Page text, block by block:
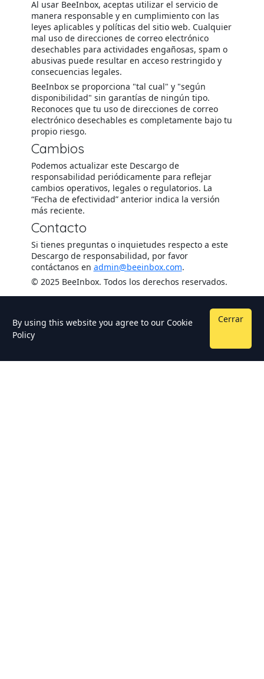
Al usar BeeInbox, aceptas utilizar el servicio de
manera responsable y en cumplimiento con las
leyes aplicables y políticas del sitio web. Cualquier
mal uso de direcciones de correo electrónico
desechables para actividades engañosas, spam o
abusivas puede resultar en acceso restringido y
consecuencias legales.
BeeInbox se proporciona "tal cual" y "según
disponibilidad" sin garantías de ningún tipo.
Reconoces que tu uso de direcciones de correo
electrónico desechables es completamente bajo tu
propio riesgo.
Cambios
Podemos actualizar este Descargo de
responsabilidad periódicamente para reflejar
cambios operativos, legales o regulatorios. La
“Fecha de efectividad” anterior indica la versión
más reciente.
Contacto
Si tienes preguntas o inquietudes respecto a este
Descargo de responsabilidad, por favor
contáctanos en admin@beeinbox.com.
© 2025 BeeInbox. Todos los derechos reservados.
By using this website you agree to our Cookie
Policy
Cerrar